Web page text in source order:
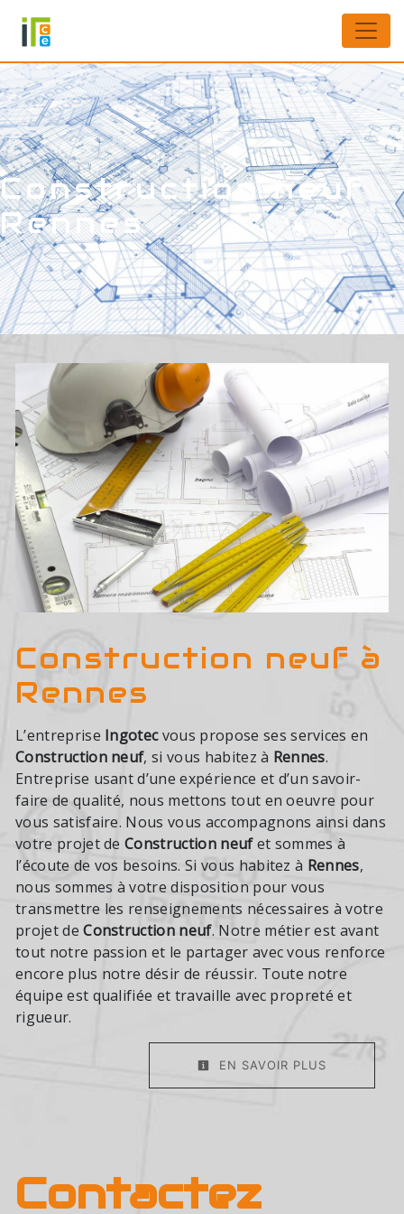
Construction neuf
Rennes
Construction neuf à
Rennes
L’entreprise Ingotecvous propose ses services en
Construction neuf, si vous habitez à Rennes.
Entreprise usant d’une expérience et d’un savoir-
faire de qualité, nous mettons tout en oeuvre pour
vous satisfaire. Nous vous accompagnons ainsi dans
votre projet deConstruction neufet sommes à
l’écoute de vos besoins. Si vous habitez à Rennes,
nous sommes à votre disposition pour vous
transmettre les renseignements nécessaires à votre
projet deConstruction neuf. Notre métier est avant
tout notre passion et le partager avec vous renforce
encore plus notre désir de réussir. Toute notre
équipe est qualifiée et travaille avec propreté et
rigueur.
EN SAVOIR PLUS
Contactez